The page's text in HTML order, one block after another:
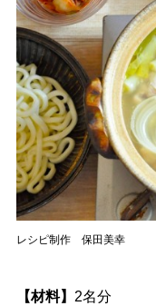
レシピ制作 保田美幸
【材料】 2名分